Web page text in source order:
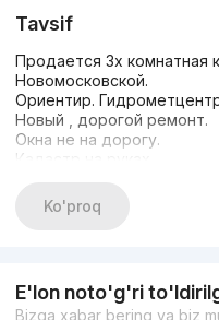
Tavsif
Продается 3х комнатная
Новомосковской.
Ориентир.
Новый , дорогой ремонт.
Окна не на дорогу.
Кадастр на руках.
Количество комнат - 3.
Площадь - 108 кв.м.
Специалист по
Звоните и пишите
Ko'proq
E'lon noto'g'ri
Bizga xabar bering va biz